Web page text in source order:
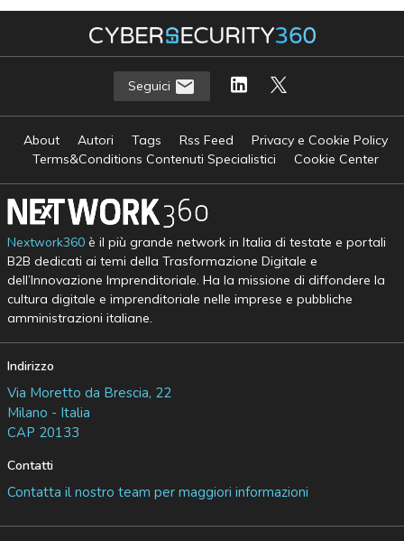
Seguici
About Autori Tags Rss Feed
Privacy e Cookie Policy
Terms&Conditions Contenuti Specialistici
Cookie Center
Nextwork360è il più grande network in Italia di testate e portali
B2B dedicati ai temi della Trasformazione Digitale e
dell’Innovazione Imprenditoriale. Ha la missione di diffondere la
cultura digitale e imprenditoriale nelle imprese e pubbliche
amministrazioni italiane.
Indirizzo
Via Moretto da Brescia, 22
Milano - Italia
CAP 20133
Contatti
Contatta il nostro team per maggiori informazioni